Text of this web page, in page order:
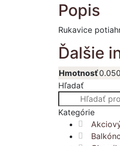
Popis
Rukavice
Ďalšie
Hmotnosť
Hľadať
Hľadať:
Kategórie